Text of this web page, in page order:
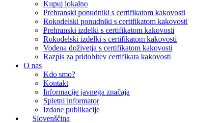
Kupuj lokalno
Prehranski ponudniki s certifikatom kakovosti
Rokodelski ponudniki s certifikatom kakovosti
Prehranski izdelki s certifikatom kakovosti
Rokodelski izdelki s certifikatom kakovosti
Vodena doživetja s certifikatom kakovosti
Razpis za pridobitev certifikata kakovosti
O nas
Kdo smo?
Kontakt
Informacije javnega značaja
Spletni informator
Izdane publikacije
Slovenščina